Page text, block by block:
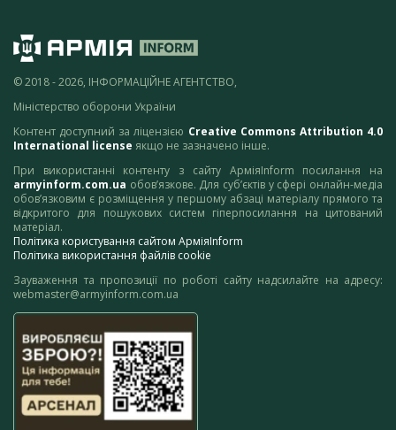
© 2018 - 2026, ІНФОРМАЦІЙНЕ АГЕНТСТВО,
Міністерство оборони України
Контент доступний за ліцензією Creative Commons Attribution 4.0
International license якщо не зазначено інше.
При використанні контенту з сайту АрміяInform посилання на
armyinform.com.ua обов’язкове. Для суб’єктів у сфері онлайн-медіа
обов’язковим є розміщення у першому абзаці матеріалу прямого та
відкритого для пошукових систем гіперпосилання на цитований
матеріал.
Політика користування сайтом АрміяInform
Політика використання файлів cookie
Зауваження та пропозиції по роботі сайту надсилайте на адресу:
webmaster@armyinform.com.ua